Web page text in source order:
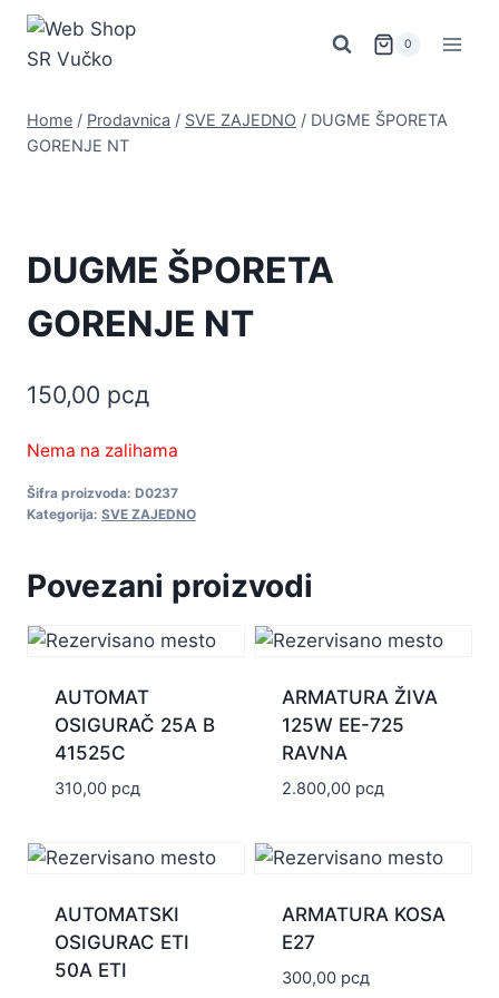
Skip
content
0
Home / Prodavnica / SVE ZAJEDNO / DUGME ŠPORETA
GORENJE NT
DUGME ŠPORETA
GORENJE NT
150,00 рсд
Nema na zalihama
Šifra proizvoda: D0237
Kategorija: SVE ZAJEDNO
Povezani proizvodi
AUTOMAT
OSIGURAČ 25A B
41525C
310,00 рсд
ARMATURA ŽIVA
125W EE-725
RAVNA
2.800,00 рсд
AUTOMATSKI
OSIGURAC ETI
50A ETI
ARMATURA KOSA
E27
300,00 рсд